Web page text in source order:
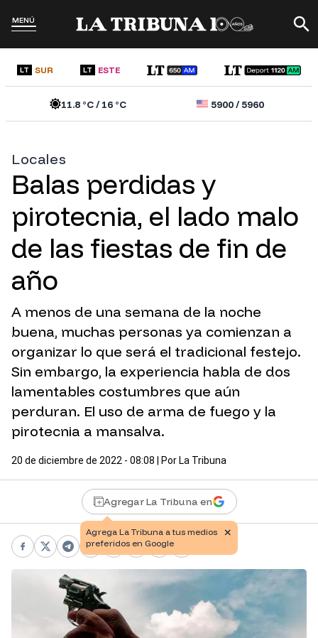
MENÚ
LT SUR LT ESTE
11.8 °C /16 °C 5900/5960
Locales
Balas perdidas y
pirotecnia, el lado malo
de las fiestas de fin de
año
A menos de una semana de la noche
buena, muchas personas ya comienzan a
organizar lo que será el tradicional festejo.
Sin embargo, la experiencia habla de dos
lamentables costumbres que aún
perduran. El uso de arma de fuego y la
pirotecnia a mansalva.
20 de diciembre de 2022 - 08:08 | Por La Tribuna
Agregar La Tribuna en
Facebook
X Telegram
WhatsApp
Pinterest
LinkedIn
PrintCopy link